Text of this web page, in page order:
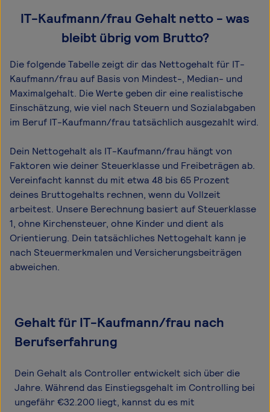
IT-Kaufmann/frau Gehalt netto - was
bleibt übrig vom Brutto?
Die folgende Tabelle zeigt dir das Netto­gehalt für IT-
Kaufmann/frau auf Basis von Mindest-, Median- und
Maximal­gehalt. Die Werte geben dir eine realistische
Einschätzung, wie viel nach Steuern und Sozialabgaben
im Beruf IT-Kaufmann/frau tatsächlich ausgezahlt wird.
Dein Nettogehalt als IT-Kaufmann/frau hängt von
Faktoren wie deiner Steuerklasse und Freibeträgen ab.
Vereinfacht kannst du mit etwa 48 bis 65 Prozent
deines Bruttogehalts rechnen, wenn du Vollzeit
arbeitest. Unsere Berechnung basiert auf Steuerklasse
1, ohne Kirchensteuer, ohne Kinder und dient als
Orientierung. Dein tatsächliches Nettogehalt kann je
nach Steuermerkmalen und Versicherungsbeiträgen
abweichen.
Gehalt für IT-Kaufmann/frau nach
Berufserfahrung
Dein Gehalt als Controller entwickelt sich über die
Jahre. Während das Einstiegsgehalt im Controlling bei
ungefähr €32.200 liegt, kannst du es mit